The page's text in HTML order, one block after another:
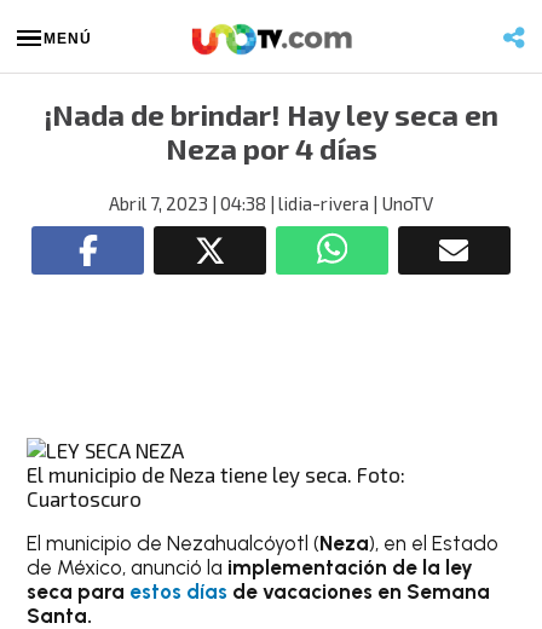
MENÚ
¡Nada de brindar! Hay ley seca en
Neza por 4 días
Abril 7, 2023 | 04:38 | lidia-rivera | UnoTV
El municipio de Neza tiene ley seca. Foto:
Cuartoscuro
El municipio de Nezahualcóyotl (Neza), en el Estado
de México, anunció la implementación de la ley
seca para estos días de vacaciones en Semana
Santa.